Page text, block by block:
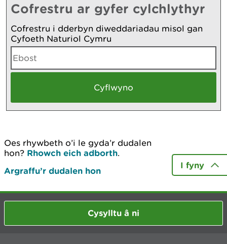
Cofrestru ar gyfer cylchlythyr
Cofrestru i dderbyn diweddariadau misol gan
Cyfoeth Naturiol Cymru
Oes rhywbeth o’i le gyda’r dudalen
hon? Rhowch eich adborth.
Argraffu’r dudalen hon
I fyny
Cysylltu â ni